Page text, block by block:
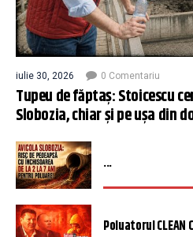
iulie 30, 2026 0 Comentariu
Tupeu de făptaș: Stoicescu
Slobozia, chiar și pe ușa din
...
Poluatorul CLEAN